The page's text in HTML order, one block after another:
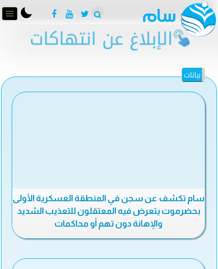
بيانات
سام تكشف عن سجن في المنطقة العسكرية الأولى
بحضرموت يتعرض فيه المعتقلون للتعذيب الشديد
والإهانة دون تهم أو محاکمات